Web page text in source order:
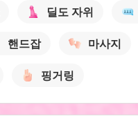
딜도 자위
핸드잡 마사지
핑거링